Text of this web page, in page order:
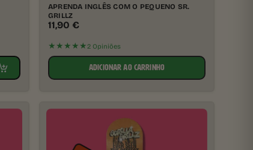
APRENDA INGLÊS COM O PEQUENO SR.
GRILLZ
11,90 €
★★★★★2 Opiniões
ADICIONAR AO CARRINHO